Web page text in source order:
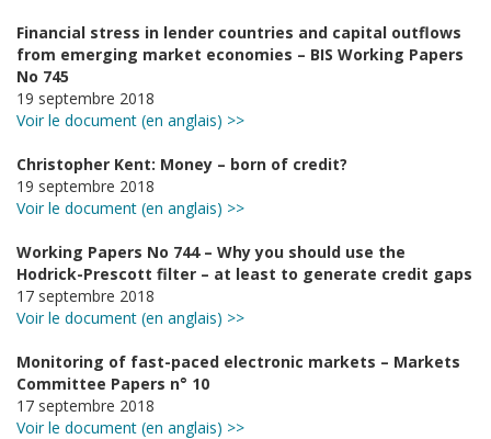
Financial stress in lender countries and capital outflows
from emerging market economies – BIS Working Papers
No 745
19 septembre 2018
Voir le document (en anglais) >>
Christopher Kent: Money – born of credit?
19 septembre 2018
Voir le document (en anglais) >>
Working Papers No 744 – Why you should use the
Hodrick-Prescott filter – at least to generate credit gaps
17 septembre 2018
Voir le document (en anglais) >>
Monitoring of fast-paced electronic markets – Markets
Committee Papers n° 10
17 septembre 2018
Voir le document (en anglais) >>